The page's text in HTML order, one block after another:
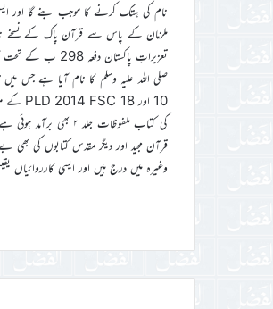
ملزمان کے پاس سے قرآن پاک کے نسخے
تعزیراتِ
کی کتاب ملفوظات
وغیرہ میں درج ہیں اور ایسی کارروائیاں یقینی طور پر تعزیراتِ پاکستان